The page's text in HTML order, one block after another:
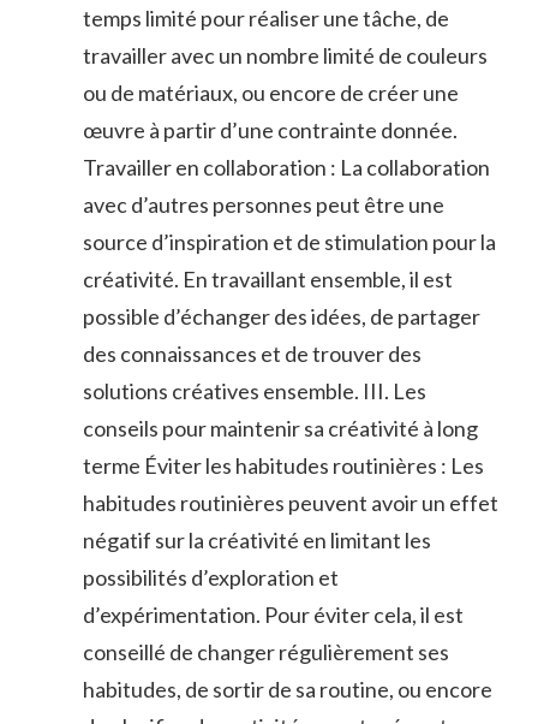
temps limité pour réaliser une tâche, de
travailler avec un nombre limité de couleurs
ou de matériaux, ou encore de créer une
œuvre à partir d’une contrainte donnée.
Travailler en collaboration : La collaboration
avec d’autres personnes peut être une
source d’inspiration et de stimulation pour la
créativité. En travaillant ensemble, il est
possible d’échanger des idées, de partager
des connaissances et de trouver des
solutions créatives ensemble. III. Les
conseils pour maintenir sa créativité à long
terme Éviter les habitudes routinières : Les
habitudes routinières peuvent avoir un effet
négatif sur la créativité en limitant les
possibilités d’exploration et
d’expérimentation. Pour éviter cela, il est
conseillé de changer régulièrement ses
habitudes, de sortir de sa routine, ou encore